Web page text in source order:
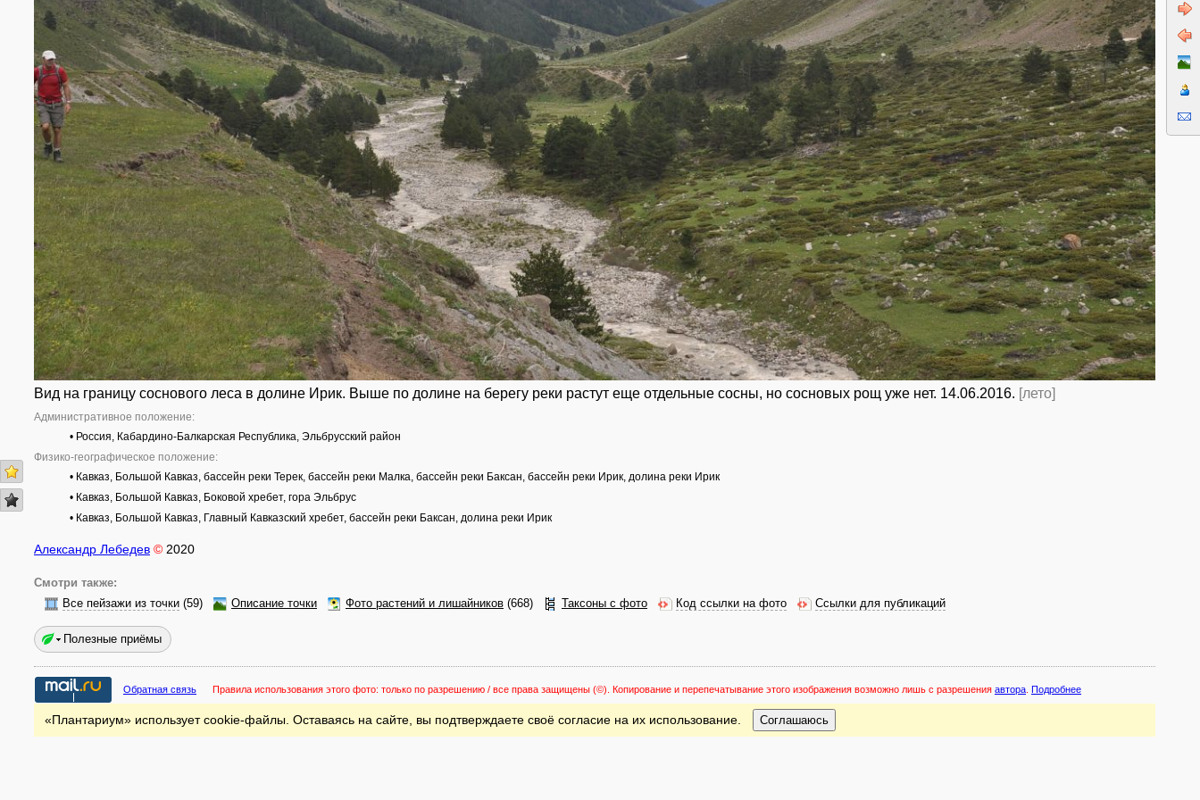
Вид на границу соснового леса в долине Ирик. Выше по долине на берегу реки растут еще отдельные сосны, но сосновых рощ уже нет. 14.06.2016. [лето]
Административное положение:
• Россия, Кабардино-Балкарская Республика, Эльбрусский район
Физико-географическое положение:
• Кавказ, Большой Кавказ, бассейн реки Терек, бассейн реки Малка, бассейн реки Баксан, бассейн реки Ирик, долина реки Ирик
• Кавказ, Большой Кавказ, Боковой хребет, гора Эльбрус
• Кавказ, Большой Кавказ, Главный Кавказский хребет, бассейн реки Баксан, долина реки Ирик
Александр Лебедев © 2020
Смотри также:
Все пейзажи из точки (59) Описание точки Фото растений и лишайников (668) Таксоны с фото Код ссылки на фото Ссылки для публикаций
Полезные приёмы
Обратная связь Правила использования этого фото: только по разрешению / все права защищены (©). Копирование и перепечатывание этого изображения возможно лишь с разрешения автора Подробнее
«Плантариум» использует cookie-файлы. Оставаясь на сайте, вы подтверждаете своё согласие на их использование. Соглашаюсь